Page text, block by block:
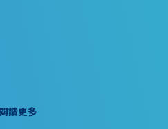
讀更多